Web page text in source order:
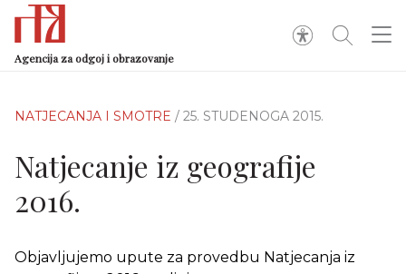
Agencija za odgoj i obrazovanje
NATJECANJA I SMOTRE / 25. STUDENOGA 2015.
Natjecanje iz geografije
2016.
Objavljujemo upute za provedbu Natjecanja iz